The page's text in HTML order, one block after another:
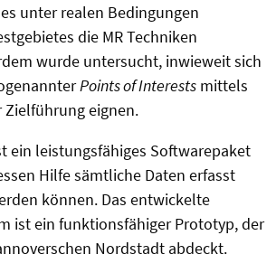
unter realen Bedingungen
die MR Techniken
wurde untersucht, inwieweit sich
Points of Interests mittels
Zielführung eignen.
ein leistungsfähiges Softwarepaket
Hilfe sämtliche Daten erfasst
können. Das entwickelte
ist ein funktionsfähiger Prototyp, der
Nordstadt abdeckt.